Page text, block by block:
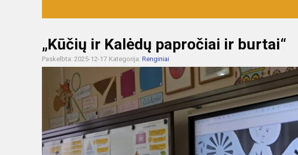
„Kūčių ir Kalėdų papročiai ir burtai“
Paskelbta: 2025-12-17 Kategorija: Renginiai